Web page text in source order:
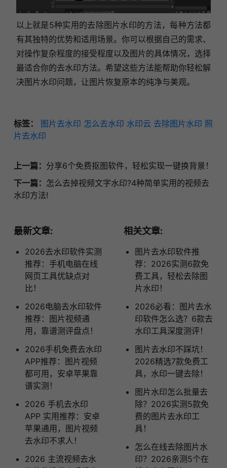
以上就是5种实用的去除图片水印的方法，每种方法都
有其独特的优势和适用场景。你可以根据自己的需求、
对操作复杂程度的接受程度以及图片的具体情况，选择
最适合你的去水印方法。希望这些方法能帮助你轻松解
决图片水印问题，让图片恢复原本的纯净与美观。
标签： 图片去水印 怎么去水印 水印云 去除图片水印 照
片去水印
上一篇： 分享6个免费抠图软件，轻松实现一键换背景！
下一篇： 怎么去掉视频文字水印?4种简单实用的视频去
水印方法!
最新文章:
2026去水印软件实测
推荐：手机电脑在线
网页工具优缺点对
比！
2026电脑去水印软件
推荐：图片视频通
用，靠谱测评盘点！
2026手机免费去水印
APP推荐：图片视频
都可用，安卓苹果靠
谱实测！
2026 手机去水印
APP 实用推荐：安卓
苹果通用，图片视频
去水印不求人！
2026 主流视频去水
相关文章:
图片去水印软件推
荐：2026实测6款免
费工具，轻松去除图
片水印！
2026必看：图片去水
印软件怎么选？6款去
水印工具深度测评！
图片去水印不踩坑！
2026精选7款免费工
具，水印一键去除！
图片水印怎么批量去
除？2026实测5款免
费的图片去水印工
具！
怎么在线去除图片水
印？2026亲测5个在